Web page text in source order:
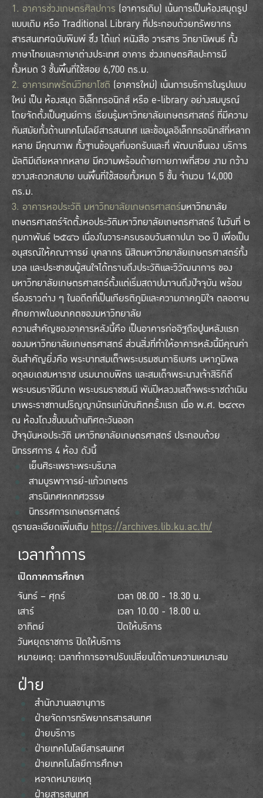
1. อาคารช่วงเกษตรศิลปการ (อาคารเดิม) เน้นการเป็นห้องสมุดรูป
แบบเดิม หรือ Traditional Library ที่ประกอบด้วยทรัพยากร
สารสนเทศฉบับพิมพ์ ซึ่ง ได้แก่ หนังสือ วารสาร วิทยานิพนธ์ ทั้ง
ภาษาไทยและภาษาต่างประเทศ อาคาร ช่วงเกษตรศิลปะการมี
ทั้งหมด 3 ชั้นพื้นที่ใช้สอย 6,700 ตร.ม.
2. อาคารเทพรัตน์วิทยาโชติ (อาคารใหม่) เน้นการบริการในรูปแบบ
ใหม่ เป็น ห้องสมุด อิเล็กทรอนิกส์ หรือ e-library อย่างสมบูรณ์
โดยจัดตั้งเป็นศูนย์การ เรียนรู้มหาวิทยาลัยเกษตรศาสตร์ ที่มีความ
ทันสมัยทั้งด้านเทคโนโลยีสารสนเทศ และข้อมูลอิเล็กทรอนิกส์ที่หลาก
หลาย มีคุณภาพ ทั้งฐานข้อมูลที่บอกรับและที่ พัฒนาขึ้นเอง บริการ
มัลติมีเดียหลากหลาย มีความพร้อมด้ายกายภาพที่สวย งาม กว้าง
ขวางสะดวกสบาย บนพื้นที่ใช้สอยทั้งหมด 5 ชั้น จำนวน 14,000
ตร.ม.
3. อาคารหอประวัติ มหาวิทยาลัยเกษตรศาสตร์มหาวิทยาลัย
เกษตรศาสตร์จัดตั้งหอประวัติมหาวิทยาลัยเกษตรศาสตร์ ในวันที่ ๒
กุมภาพันธ์ ๒๕๔๖ เนื่องในวาระครบรอบวันสถาปนา ๖๐ ปี เพื่อเป็น
อนุสรณ์ให้คณาจารย์ บุคลากร นิสิตมหาวิทยาลัยเกษตรศาสตร์ทั้ง
มวล และประชาชนผู้สนใจได้ทราบถึงประวัติและวิวัฒนาการ ของ
มหาวิทยาลัยเกษตรศาสตร์ตั้งแต่เริ่มสถาปนาจนถึงปัจจุบัน พร้อม
เรื่องราวต่าง ๆ ในอดีตที่เป็นเกียรติภูมิและความภาคภูมิใจ ตลอดจน
ศักยภาพในอนาคตของมหาวิทยาลัย
ความสำคัญของอาคารหลังนี้คือ เป็นอาคารก่ออิฐถือปูนหลังแรก
ของมหาวิทยาลัยเกษตรศาสตร์ ส่วนสิ่งที่ทำให้อาคารหลังนี้มีคุณค่า
อันสำคัญยิ่งคือ พระบาทสมเด็จพระบรมชนกาธิเบศร มหาภูมิพล
อดุลยเดชมหาราช บรมนาถบพิตร และสมเด็จพระนางเจ้าสิริกิติ์
พระบรมราชินีนาถ พระบรมราชชนนี พันปีหลวงเสด็จพระราชดำเนิน
มาพระราชทานปริญญาบัตรแก่บัณฑิตครั้งแรก เมื่อ พ.ศ. ๒๔๙๓
ณ ห้องโถงชั้นบนด้านทิศตะวันออก
ปัจจุบันหอประวัติ มหาวิทยาลัยเกษตรศาสตร์ ประกอบด้วย
นิทรรศการ 4 ห้อง ดังนี้
เย็นศิระเพราะพระบริบาล
สามบูรพาจารย์-แก้วเกษตร
สารนิเทศหกทศวรรษ
นิทรรศการเกษตรศาสตร์
ดูรายละเอียดเพิ่มเติมhttps://archives.lib.ku.ac.th/
เวลาทำการ
เปิดภาคการศึกษา
จันทร์ – ศุกร์
เวลา 08.00 - 18.30 น.
เสาร์
เวลา 10.00 - 18.00 น.
อาทิตย์
ปิดให้บริการ
วันหยุดราชการ ปิดให้บริการ
หมายเหตุ: เวลาทำการอาจปรับเปลี่ยนได้ตามความเหมาะสม
ฝ่าย
สำนักงานเลขานุการ
ฝ่ายจัดการทรัพยากรสารสนเทศ
ฝ่ายบริการ
ฝ่ายเทคโนโลยีสารสนเทศ
ฝ่ายเทคโนโลยีการศึกษา
หอจดหมายเหตุ
ฝ่ายสารสนเทศ